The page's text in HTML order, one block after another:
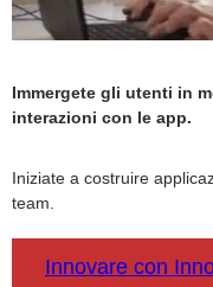
Immergete gli utenti in
interazioni con le app.
Iniziate a costruire
team.
Innovare con